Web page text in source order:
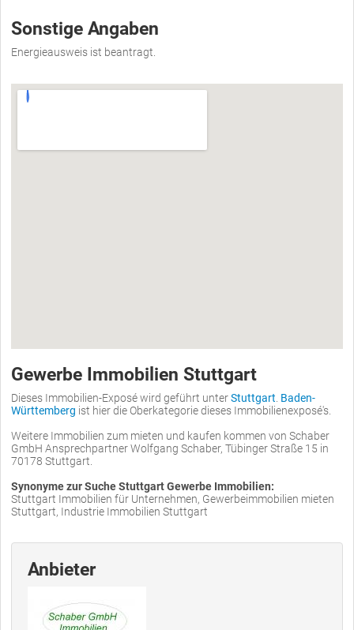
Sonstige Angaben
Energieausweis ist beantragt.
Gewerbe Immobilien Stuttgart
Dieses Immobilien-Exposé wird geführt unterStuttgart Baden-
Württemberg ist hier die Oberkategorie dieses Immobilienexposé's.
Weitere Immobilien zum mieten und kaufen kommen von Schaber
GmbH Ansprechpartner Wolfgang Schaber, Tübinger Straße 15 in
70178 Stuttgart.
Synonyme zur Suche Stuttgart Gewerbe Immobilien:
Stuttgart Immobilien für Unternehmen, Gewerbeimmobilien mieten
Stuttgart, Industrie Immobilien Stuttgart
Anbieter